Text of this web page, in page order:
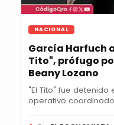
NACIONAL
García Harfuch
Tito", prófugo
Beany Lozano
"El Tito" fue detenido
operativo